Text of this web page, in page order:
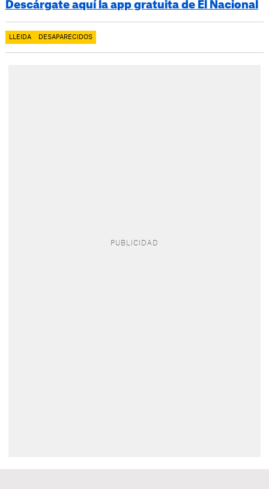
Descárgate aquí la app gratuita de El Nacional
LLEIDA DESAPARECIDOS